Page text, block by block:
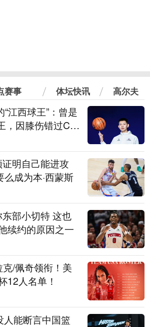
赛事 体坛快讯 高尔夫
江西球王”：曾是
，因膝伤错过CB
明自己能进攻
成为本·西蒙斯
部小切特 这也
续约的原因之一
克/佩奇领衔！美
12人名单！
能断言中国篮